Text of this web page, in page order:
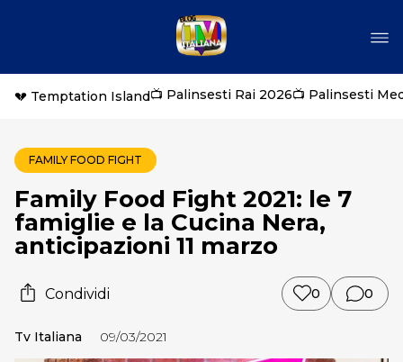
💔 Temptation Island📺 Palinsesti Rai 2026📺 Palinsesti
FAMILY FOOD FIGHT
Family Food Fight 2021: le 7
famiglie e la Cucina Nera,
anticipazioni 11 marzo
Condividi 0 0
Tv Italiana 09/03/2021